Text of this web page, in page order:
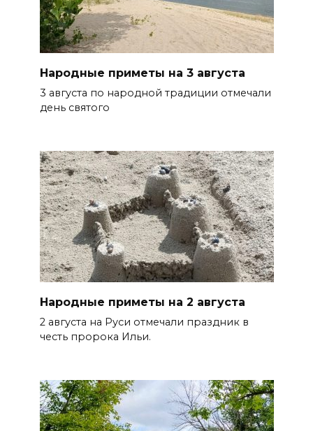
Народные приметы на 3 августа
3 августа по народной традиции отмечали
день святого
Народные приметы на 2 августа
2 августа на Руси отмечали праздник в
честь пророка Ильи.